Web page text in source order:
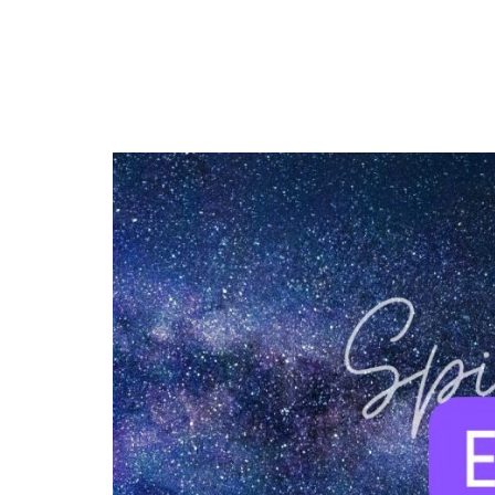
ASTROLOGIE KALENDER